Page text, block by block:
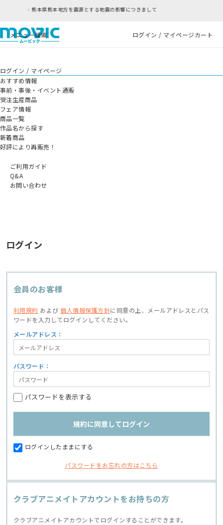
方を震源とする地震の影響につきまして
メニュー検索 ログイン / マイページカート
ログイン / マイページ
おすすめ情報
事前・事後・イベント通販
受注生産商品
フェア情報
商品一覧
作品名から探す
新着商品
好評により再販売！
ご利用ガイド
Q&A
お問い合わせ
ログイン
会員のお客様
利用規約 および個人情報保護方針に同意の上、
メールアドレスとパス
ワードを入力してログインしてください。
メールアドレス：
パスワード：
パスワードを表示する
ログインしたままにする
パスワードをお忘れの方はこちら
クラブアニメイトアカウントをお持ちの方
クラブアニメイトアカウントでログインすることができます。